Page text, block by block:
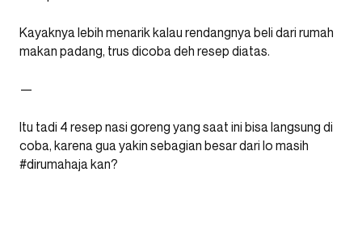
Kayaknya lebih menarik kalau rendangnya beli dari rumah
makan padang, trus dicoba deh resep diatas.
—
Itu tadi 4 resep nasi goreng yang saat ini bisa langsung di
coba, karena gua yakin sebagian besar dari lo masih
#dirumahaja kan?